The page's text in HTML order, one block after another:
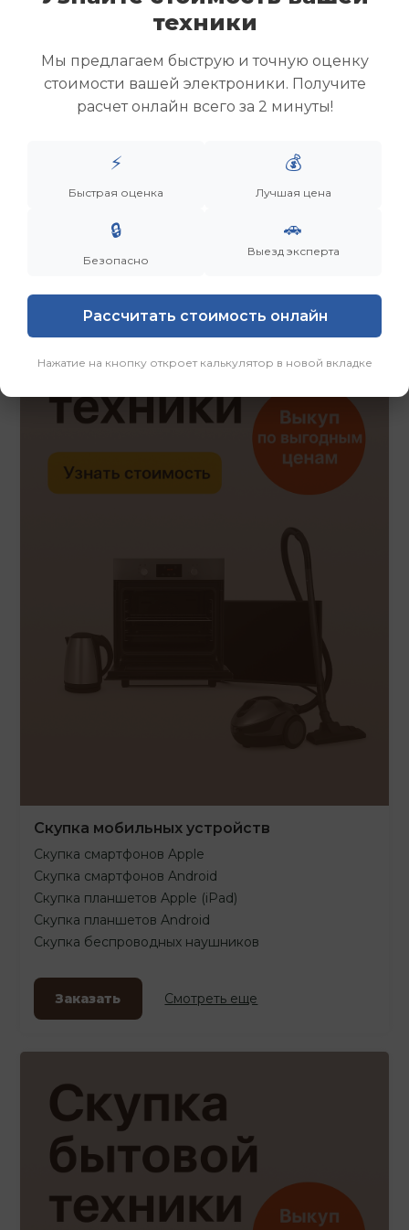
Скупка ноутбуков
Скупка ультрабуков
Скупка игровых ноутбуков
Скупка рабочих ноутбуков
Скупка старых ноутбуков (б/у)
Заказать Смотреть еще
Скупка мобильных устройств
Скупка смартфонов Apple
Скупка смартфонов Android
Скупка планшетов Apple (iPad)
Скупка планшетов Android
Скупка беспроводных наушников
Заказать Смотреть еще
техники
Мы предлагаем быструю и точную оценку
стоимости вашей электроники. Получите
расчет онлайн всего за 2 минуты!
⚡
Быстрая оценка
💰
Лучшая цена
🔒
Безопасно
🚗
Выезд эксперта
Рассчитать стоимость онлайн
Нажатие на кнопку откроет калькулятор в новой вкладке